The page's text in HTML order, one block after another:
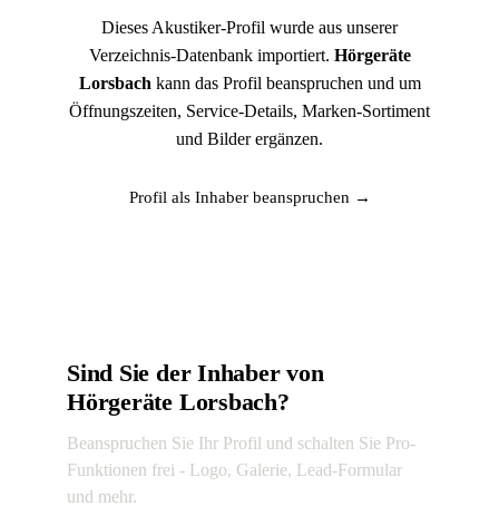
Dieses Akustiker-Profil wurde aus unserer
Verzeichnis-Datenbank importiert. Hörgeräte
Lorsbach kann das Profil beanspruchen und um
Öffnungszeiten, Service-Details, Marken-Sortiment
und Bilder ergänzen.
Profil als Inhaber beanspruchen →
Sind Sie der Inhaber von
Hörgeräte Lorsbach?
Beanspruchen Sie Ihr Profil und schalten Sie Pro-
Funktionen frei - Logo, Galerie, Lead-Formular
und mehr.